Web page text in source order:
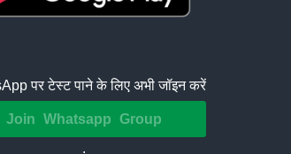
पर टेस्ट पाने के लिए अभी जॉइन करें
Join Whatsapp Group
.